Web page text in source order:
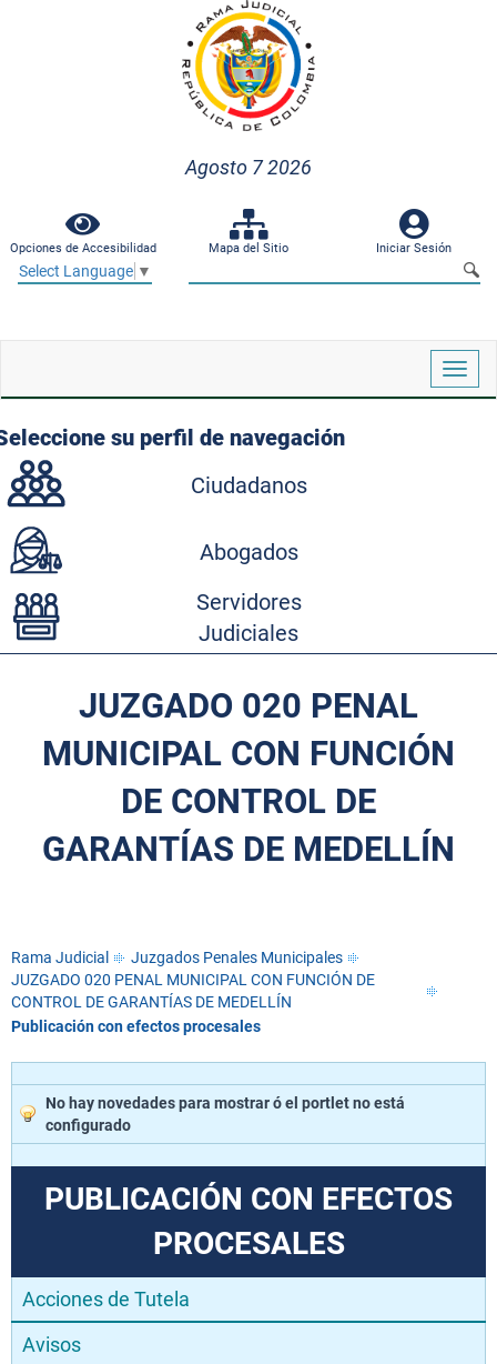
Agosto 7 2026
Opciones de Accesibilidad Mapa del Sitio Iniciar Sesión
Select Language ▼
su perfil de navegación
Ciudadanos
Abogados
Servidores
Judiciales
JUZGADO 020 PENAL
MUNICIPAL CON FUNCIÓN
DE CONTROL DE
GARANTÍAS DE MEDELLÍN
Rama Judicial
Juzgados Penales Municipales
JUZGADO 020 PENAL MUNICIPAL CON FUNCIÓN DE
CONTROL DE GARANTÍAS DE MEDELLÍN
Publicación con efectos procesales
No hay novedades para mostrar ó el portlet no está
configurado
PUBLICACIÓN CON EFECTOS
PROCESALES
Acciones de Tutela
Avisos